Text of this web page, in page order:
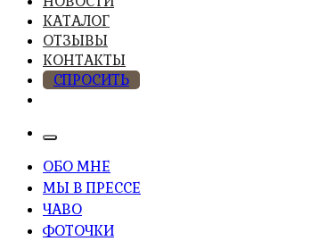
КАТАЛОГ
ОТЗЫВЫ
КОНТАКТЫ
СПРОСИТЬ
ОБО МНЕ
МЫ В ПРЕССЕ
ЧАВО
ФОТОЧКИ